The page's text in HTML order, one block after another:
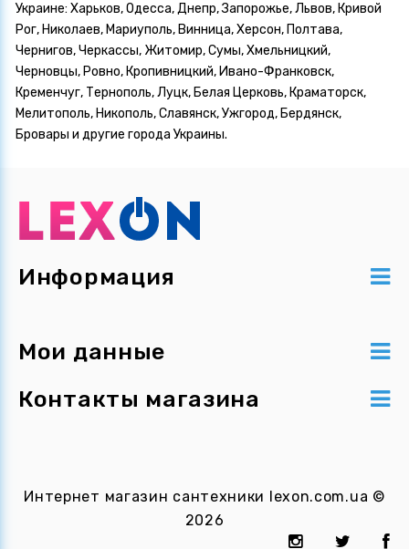
Украине: Харьков, Одесса, Днепр, Запорожье, Львов, Кривой
Рог, Николаев, Мариуполь, Винница, Херсон, Полтава,
Чернигов, Черкассы, Житомир, Сумы, Хмельницкий,
Черновцы, Ровно, Кропивницкий, Ивано-Франковск,
Кременчуг, Тернополь, Луцк, Белая Церковь, Краматорск,
Мелитополь, Никополь, Славянск, Ужгород, Бердянск,
Бровары и другие города Украины.
Информация
Мои данные
Контакты магазина
Интернет магазин сантехники lexon.com.ua ©
2026